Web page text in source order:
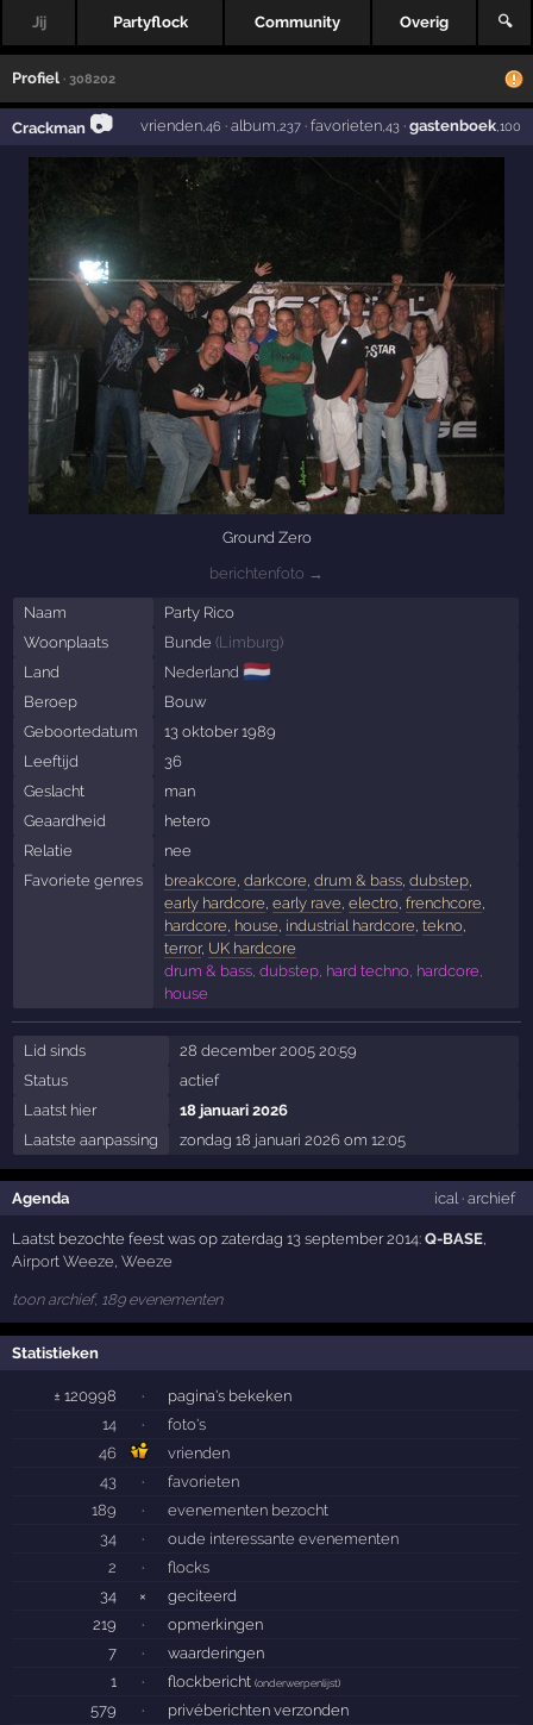
Jij Partyflock Community Overig 🔍
Profiel · 308202
Crackman 📷 vrienden,46 · album ,237· favorieten,43· gastenboek,100
Ground Zero
berichtenfoto →
Naam
Party Rico
Woonplaats
Bunde (Limburg)
Land
Nederland 🇳🇱
Beroep
Bouw
Geboortedatum
13 oktober 1989
Leeftijd
36
Geslacht
man
Geaardheid
hetero
Relatie
nee
Favoriete genres
breakcore darkcore drum & bass, dubstep,
early hardcore early rave electro, frenchcore
hardcore house industrial hardcore tekno,
terror, UK hardcore
drum & bass, dubstep, hard techno, hardcore,
house
Lid sinds
28 december 2005 20:59
Status
actief
Laatst hier
18 januari 2026
Laatste aanpassing
zondag 18 januari 2026 om 12:05
Agenda ical· archief
Laatst bezochte feest was op zaterdag 13 september 2014:Q-BASE,
Airport Weeze,Weeze
toon archief, 189 evenementen
Statistieken
± 120998 ·
pagina's bekeken
14
·
foto's
46
vrienden
43
·
favorieten
189
·
evenementen bezocht
34
·
oude interessante evenementen
2
·
flocks
34
×
geciteerd
219
·
opmerkingen
7
·
waarderingen
1
· flockbericht(onderwerpenlijst)
579 ·
privéberichten verzonden